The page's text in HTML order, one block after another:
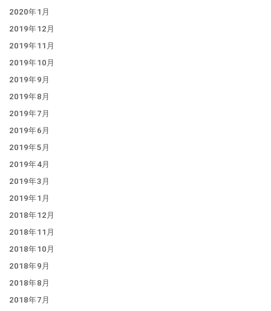
2020年1月
2019年12月
2019年11月
2019年10月
2019年9月
2019年8月
2019年7月
2019年6月
2019年5月
2019年4月
2019年3月
2019年1月
2018年12月
2018年11月
2018年10月
2018年9月
2018年8月
2018年7月